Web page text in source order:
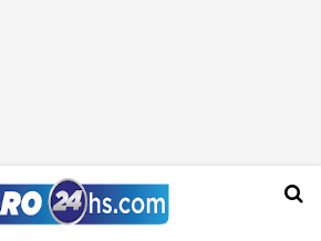
feira, 06 de agosto de 2026